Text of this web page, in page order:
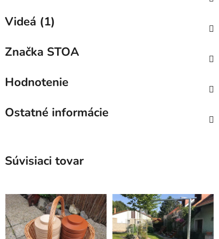
Videá (1)
Značka STOA
Hodnotenie
Ostatné informácie
Súvisiaci tovar